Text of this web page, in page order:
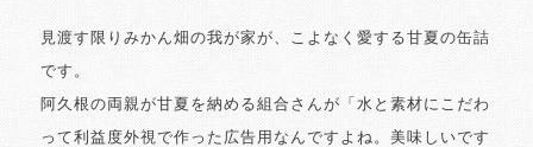
見渡す限りみかん畑の我が家が、こよなく愛する甘夏の缶詰
です。
阿久根の両親が甘夏を納める組合さんが「水と素材にこだわ
って利益度外視で作った広告用なんですよね。美味しいです